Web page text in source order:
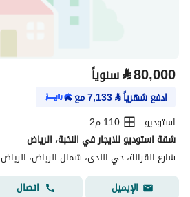
⃁80,000 سنوياً
ادفع شهرياً⃁
7,133مع
استوديو
110 م2
شقة استوديو للايجار في النخبة، الرياض
شارع القرانة، حي الندى، شمال الرياض، الرياض
الإيميل
اتصال